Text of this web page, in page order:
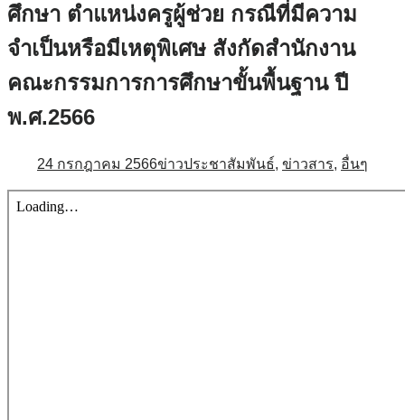
ศึกษา ตำแหน่งครูผู้ช่วย กรณีที่มีความ
จำเป็นหรือมีเหตุพิเศษ สังกัดสำนักงาน
คณะกรรมการการศึกษาขั้นพื้นฐาน ปี
พ.ศ.2566
24 กรกฎาคม 2566ข่าวประชาสัมพันธ์, ข่าวสาร, อื่นๆ